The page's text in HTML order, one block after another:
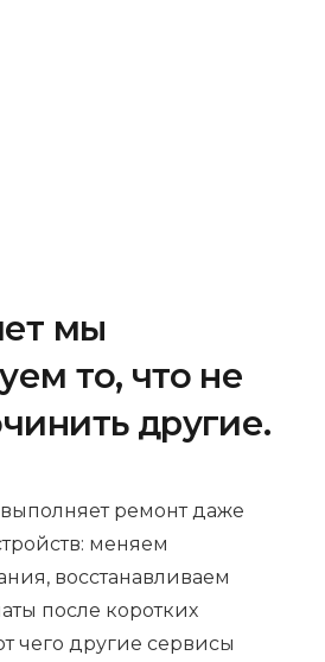
мы
то, что не
другие.
ремонт даже
меняем
восстанавливаем
после коротких
чего другие сервисы